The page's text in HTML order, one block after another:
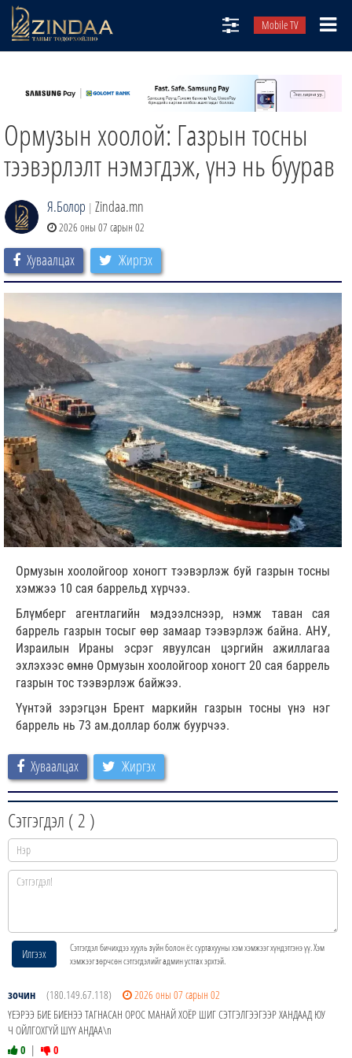
Mobile TV
ТВ8
ӨГЛӨӨНИЙ СОНИН
АУДИО ЗОХИОЛ
ЗИНДАА СЭТГҮҮЛ
Ормузын хоолой: Газрын тосны
тээвэрлэлт нэмэгдэж, үнэ нь буурав
Я.Болор | Zindaa.mn
2026 оны 07 сарын 02
Хуваалцах Жиргэх
Ормузын хоолойгоор хоногт тээвэрлэж буй газрын тосны
хэмжээ 10 сая баррельд хүрчээ.
Блүмберг агентлагийн мэдээлснээр, нэмж таван сая
баррель газрын тосыг өөр замаар тээвэрлэж байна. АНУ,
Израилын Ираны эсрэг явуулсан цэргийн ажиллагаа
эхлэхээс өмнө Ормузын хоолойгоор хоногт 20 сая баррель
газрын тос тээвэрлэж байжээ.
Үүнтэй зэрэгцэн Брент маркийн газрын тосны үнэ нэг
баррель нь 73 ам.доллар болж буурчээ.
Хуваалцах Жиргэх
Сэтгэгдэл (2 )
Илгээх
Сэтгэгдэл бичихдээ хууль зүйн болон ёс суртахууны хэм хэмжээг хүндэтгэнэ үү. Хэм
хэмжээг зөрчсөн сэтгэгдэлийг админ устгах эрхтэй.
зочин (180.149.67.118)
2026 оны 07 сарын 02
ҮЕЭРЭЭ БИЕ БИЕНЭЭ ТАГНАСАН ОРОС МАНАЙ ХОЁР ШИГ СЭТГЭЛГЭЭГЭЭР ХАНДААД ЮУ
Ч ОЙЛГОХГҮЙ ШҮҮ АНДАА\n
0 | 0